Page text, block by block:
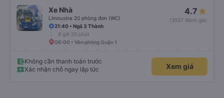
Xe Nhà
Limousine 20 phòng đơn (WC)
4.7
(3557 đánh giá)
21:40 • Ngã 3 Thành
8 giờ 20 phút
06:00 • Văn phòng Quận 1
Không cần thanh toán trước
Xác nhận chỗ ngay lập tức
Xem giá